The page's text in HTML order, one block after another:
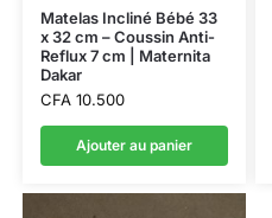
Matelas Incliné Bébé 33
x 32 cm – Coussin Anti-
Reflux 7 cm | Maternita
Dakar
CFA10.500
Ajouter au panier